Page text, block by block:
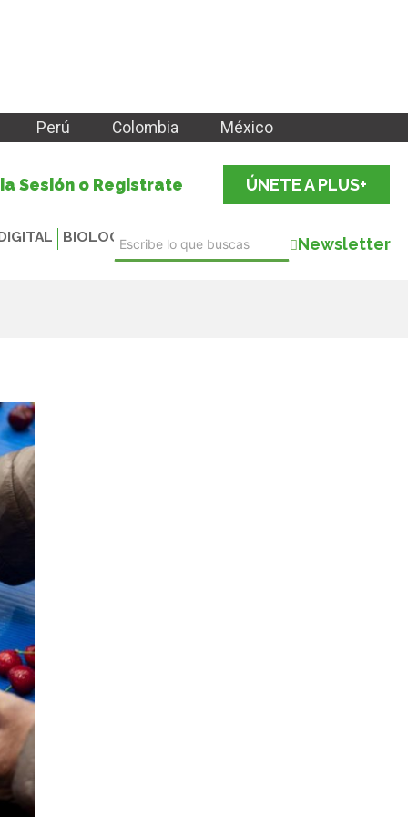
Perú Colombia México
Sesión o Registrate ÚNETE A PLUS+
BIOLOGICALS Newsletter